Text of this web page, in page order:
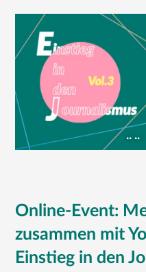
.. ..
Online-Event:
zusammen mit
Einstieg in den